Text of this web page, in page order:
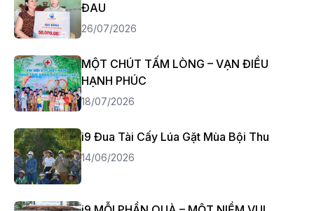
ĐAU
26/07/2026
MỘT CHÚT TẤM LÒNG – VẠN ĐIỀU
HẠNH PHÚC
18/07/2026
i9 Đua Tài Cấy Lúa Gặt Mùa Bội Thu
14/06/2026